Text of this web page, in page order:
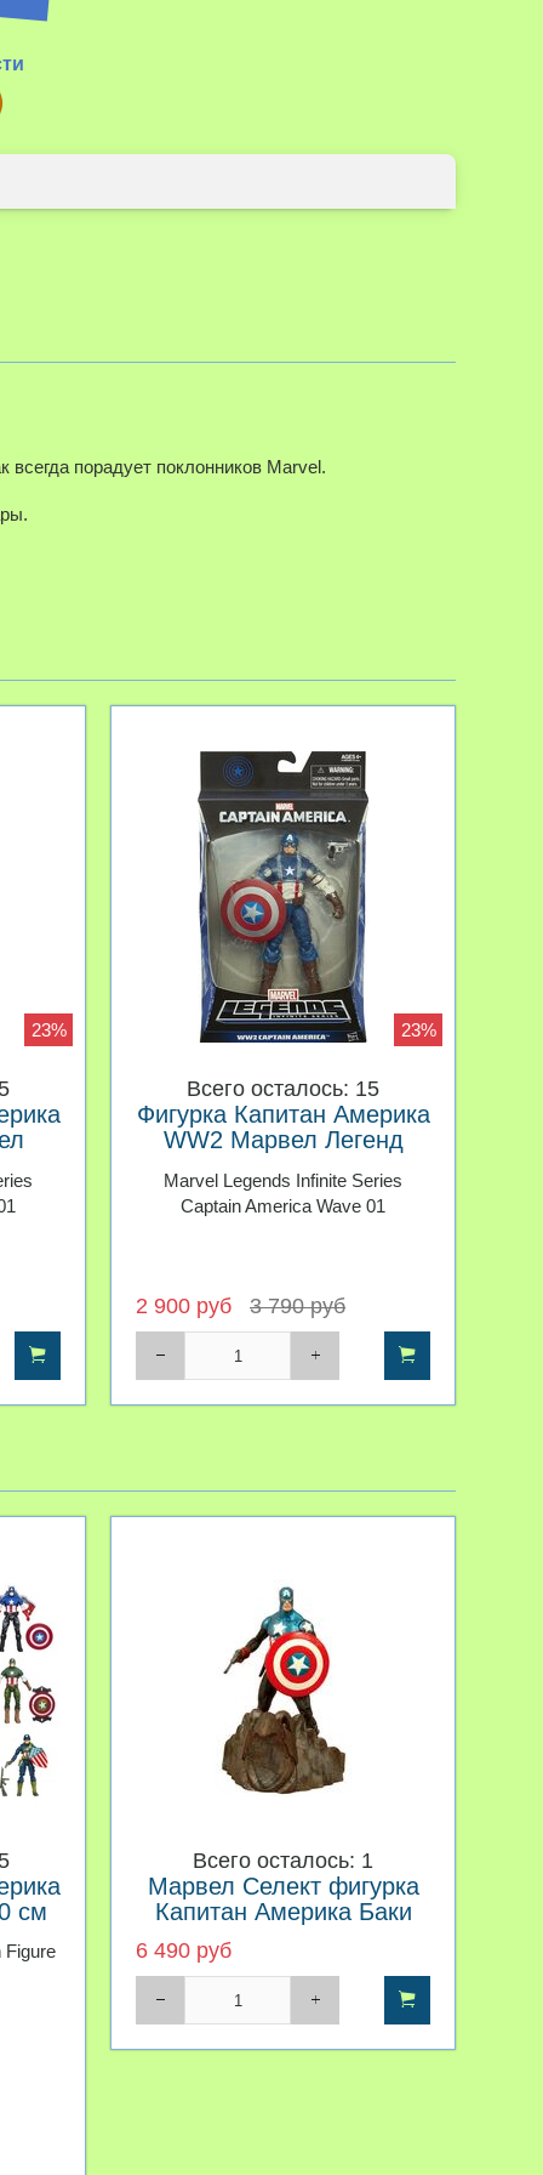
порадует поклонников Marvel.
23%
01
23%
Всего осталось: 15
Фигурка Капитан Америка
WW2 Марвел Легенд
война серия 01
Marvel Legends Infinite Series
Captain America Wave 01
2 900 руб 3 790 руб
см
Figure
Всего осталось: 1
Марвел Селект фигурка
Капитан Америка Баки
Барнс — Marvel Select
Captain America Bucky
6 490 руб